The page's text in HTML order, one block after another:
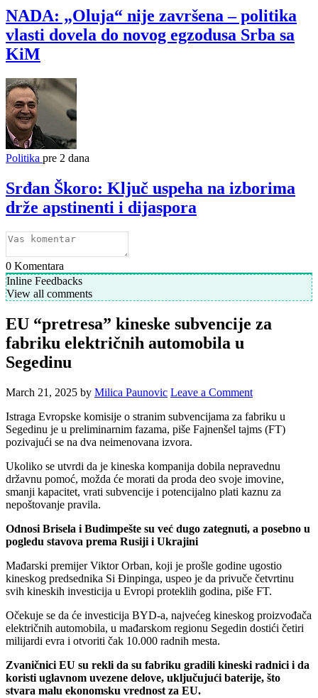
NADA: „Oluja“ nije završena – politika
vlasti dovela do novog egzodusa Srba sa
KiM
Politika pre 2 dana
Srđan Škoro: Ključ uspeha na izborima
drže apstinenti i dijaspora
0 Komentara
Inline Feedbacks
View all comments
EU “pretresa” kineske subvencije za
fabriku električnih automobila u
Segedinu
March 21, 2025 by Milica Paunovic Leave a Comment
Istraga Evropske komisije o stranim subvencijama za fabriku u
Segedinu je u preliminarnim fazama, piše Fajnenšel tajms (FT)
pozivajući se na dva neimenovana izvora.
Ukoliko se utvrdi da je kineska kompanija dobila nepravednu
državnu pomoć, možda će morati da proda deo svoje imovine,
smanji kapacitet, vrati subvencije i potencijalno plati kaznu za
nepoštovanje pravila.
Odnosi Brisela i Budimpešte su već dugo zategnuti, a posebno u
pogledu stavova prema Rusiji i Ukrajini
Mađarski premijer Viktor Orban, koji je prošle godine ugostio
kineskog predsednika Si Đinpinga, uspeo je da privuče četvrtinu
svih kineskih investicija u Evropi proteklih godina, piše FT.
Očekuje se da će investicija BYD-a, najvećeg kineskog proizvođača
električnih automobila, u mađarskom regionu Segedin dostići četiri
milijardi evra i otvoriti čak 10.000 radnih mesta.
Zvaničnici EU su rekli da su fabriku gradili kineski radnici i da
koristi uglavnom uvezene delove, uključujući baterije, što
stvara malu ekonomsku vrednost za EU.